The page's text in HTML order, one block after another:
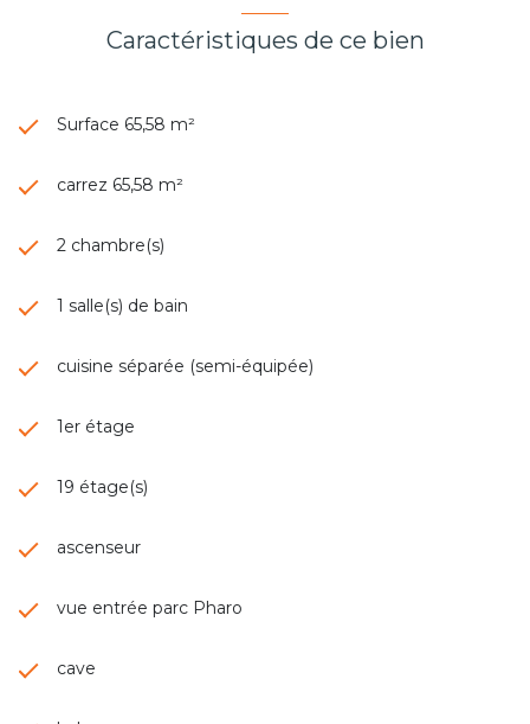
Caractéristiques de ce bien
Surface 65,58 m²
carrez 65,58 m²
2 chambre(s)
1 salle(s) de bain
cuisine séparée (semi-équipée)
1er étage
19 étage(s)
ascenseur
vue entrée parc Pharo
cave